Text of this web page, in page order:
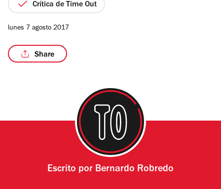
Crítica de Time Out
lunes 7 agosto 2017
Share
Escrito por Bernardo Robredo